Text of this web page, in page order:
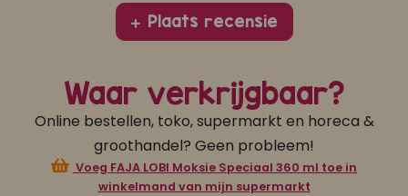
Plaats recensie
Waar verkrijgbaar?
Online bestellen, toko, supermarkt en horeca &
groothandel? Geen probleem!
Voeg FAJA LOBI Moksie Speciaal 360 ml toe in
winkelmand van mijn supermarkt